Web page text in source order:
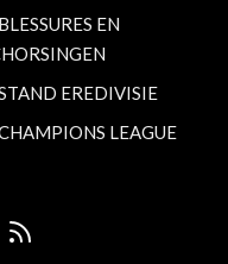
BLESSURES EN
EREDIVISIE
LEAGUE